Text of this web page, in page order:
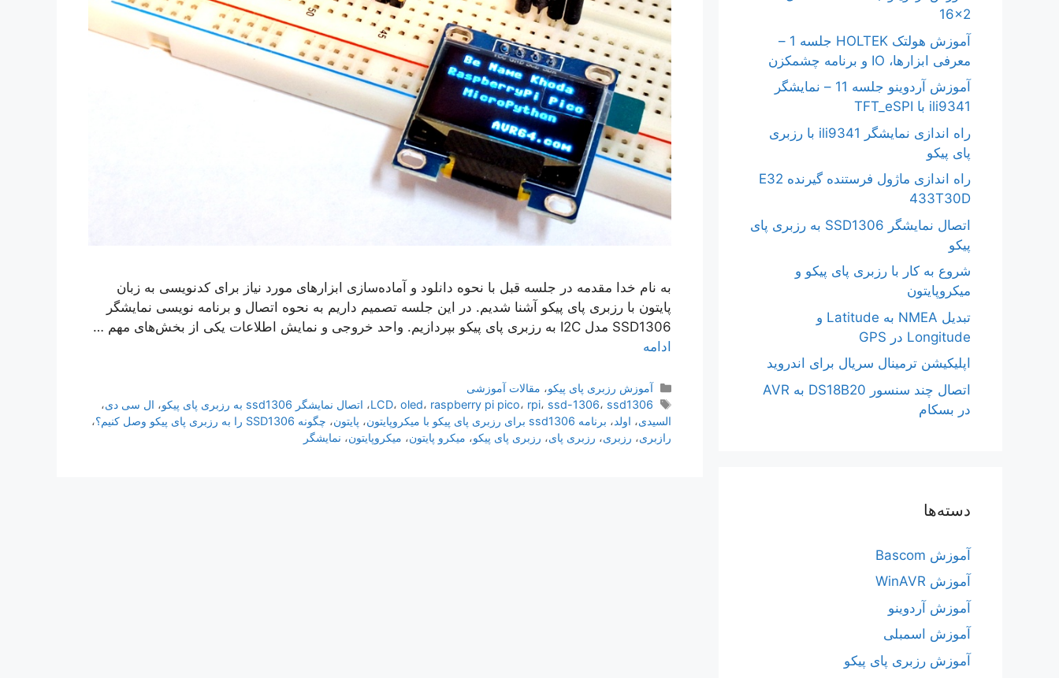
به نام خدا مقدمه در جلسه قبل با نحوه دانلود و آماده‌سازی ابزارهای مورد نیاز برای کدنویسی به زبان
پایتون با رزبری پای پیکو آشنا شدیم. در این جلسه تصمیم داریم به نحوه اتصال و برنامه نویسی نمایشگر
SSD1306 مدل I2C به رزبری پای پیکو بپردازیم. واحد خروجی و نمایش اطلاعات یکی از بخش‌های مهم …
ادامه
دسته‌ها
آموزش رزبری پای پیکو، مقالات آموزشی
برچسب‌ها
LCD، oled، raspberry pi pico، rpi، ssd-1306، ssd1306 ، اتصال نمایشگر ssd1306 به رزبری پای پیکو ، ال سی دی،
السیدی، اولد، برنامه ssd1306 برای رزبری پای پیکو با میکروپایتون ، پایتون، چگونه SSD1306 را به رزبری پای پیکو وصل کنیم؟
،
رازبری، رزبری، رزبری پای، رزبری پای پیکو، میکرو پایتون، میکروپایتون، نمایشگر
16×2
آموزش هولتک HOLTEK جلسه 1 –
معرفی ابزارها، IO و برنامه چشمکزن
آموزش آردوینو جلسه 11 – نمایشگر
ili9341 با TFT_eSPI
راه اندازی نمایشگر ili9341 با رزبری
پای پیکو
راه اندازی ماژول فرستنده گیرنده E32
433T30D
اتصال نمایشگر SSD1306 به رزبری پای
پیکو
شروع به کار با رزبری پای پیکو و
میکروپایتون
تبدیل NMEA به Latitude و
Longitude در GPS
اپلیکیشن ترمینال سریال برای اندروید
اتصال چند سنسور DS18B20 به AVR
در بسکام
دسته‌ها
آموزش Bascom
آموزش WinAVR
آموزش آردوینو
آموزش اسمبلی
آموزش رزبری پای پیکو